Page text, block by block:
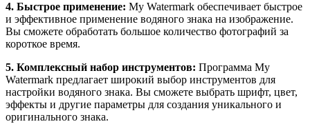
4. Быстрое применение: My Watermark обеспечивает быстрое
и эффективное применение водяного знака на изображение.
Вы сможете обработать большое количество фотографий за
короткое время.
5. Комплексный набор инструментов: Программа My
Watermark предлагает широкий выбор инструментов для
настройки водяного знака. Вы сможете выбрать шрифт, цвет,
эффекты и другие параметры для создания уникального и
оригинального знака.